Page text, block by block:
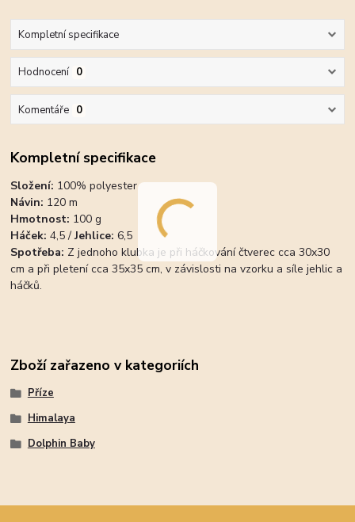
Kompletní specifikace
Hodnocení 0
Komentáře 0
Kompletní specifikace
Složení: 100% polyester
Návin: 120 m
Hmotnost: 100 g
Háček: 4,5 /Jehlice: 6,5
Spotřeba: Z jednoho klubka je při háčkování čtverec cca 30x30
cm a při pletení cca 35x35 cm, v závislosti na vzorku a síle jehlic a
háčků.
Zboží zařazeno v kategoriích
Příze
Himalaya
Dolphin Baby